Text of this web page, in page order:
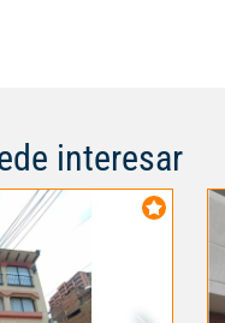
interesar